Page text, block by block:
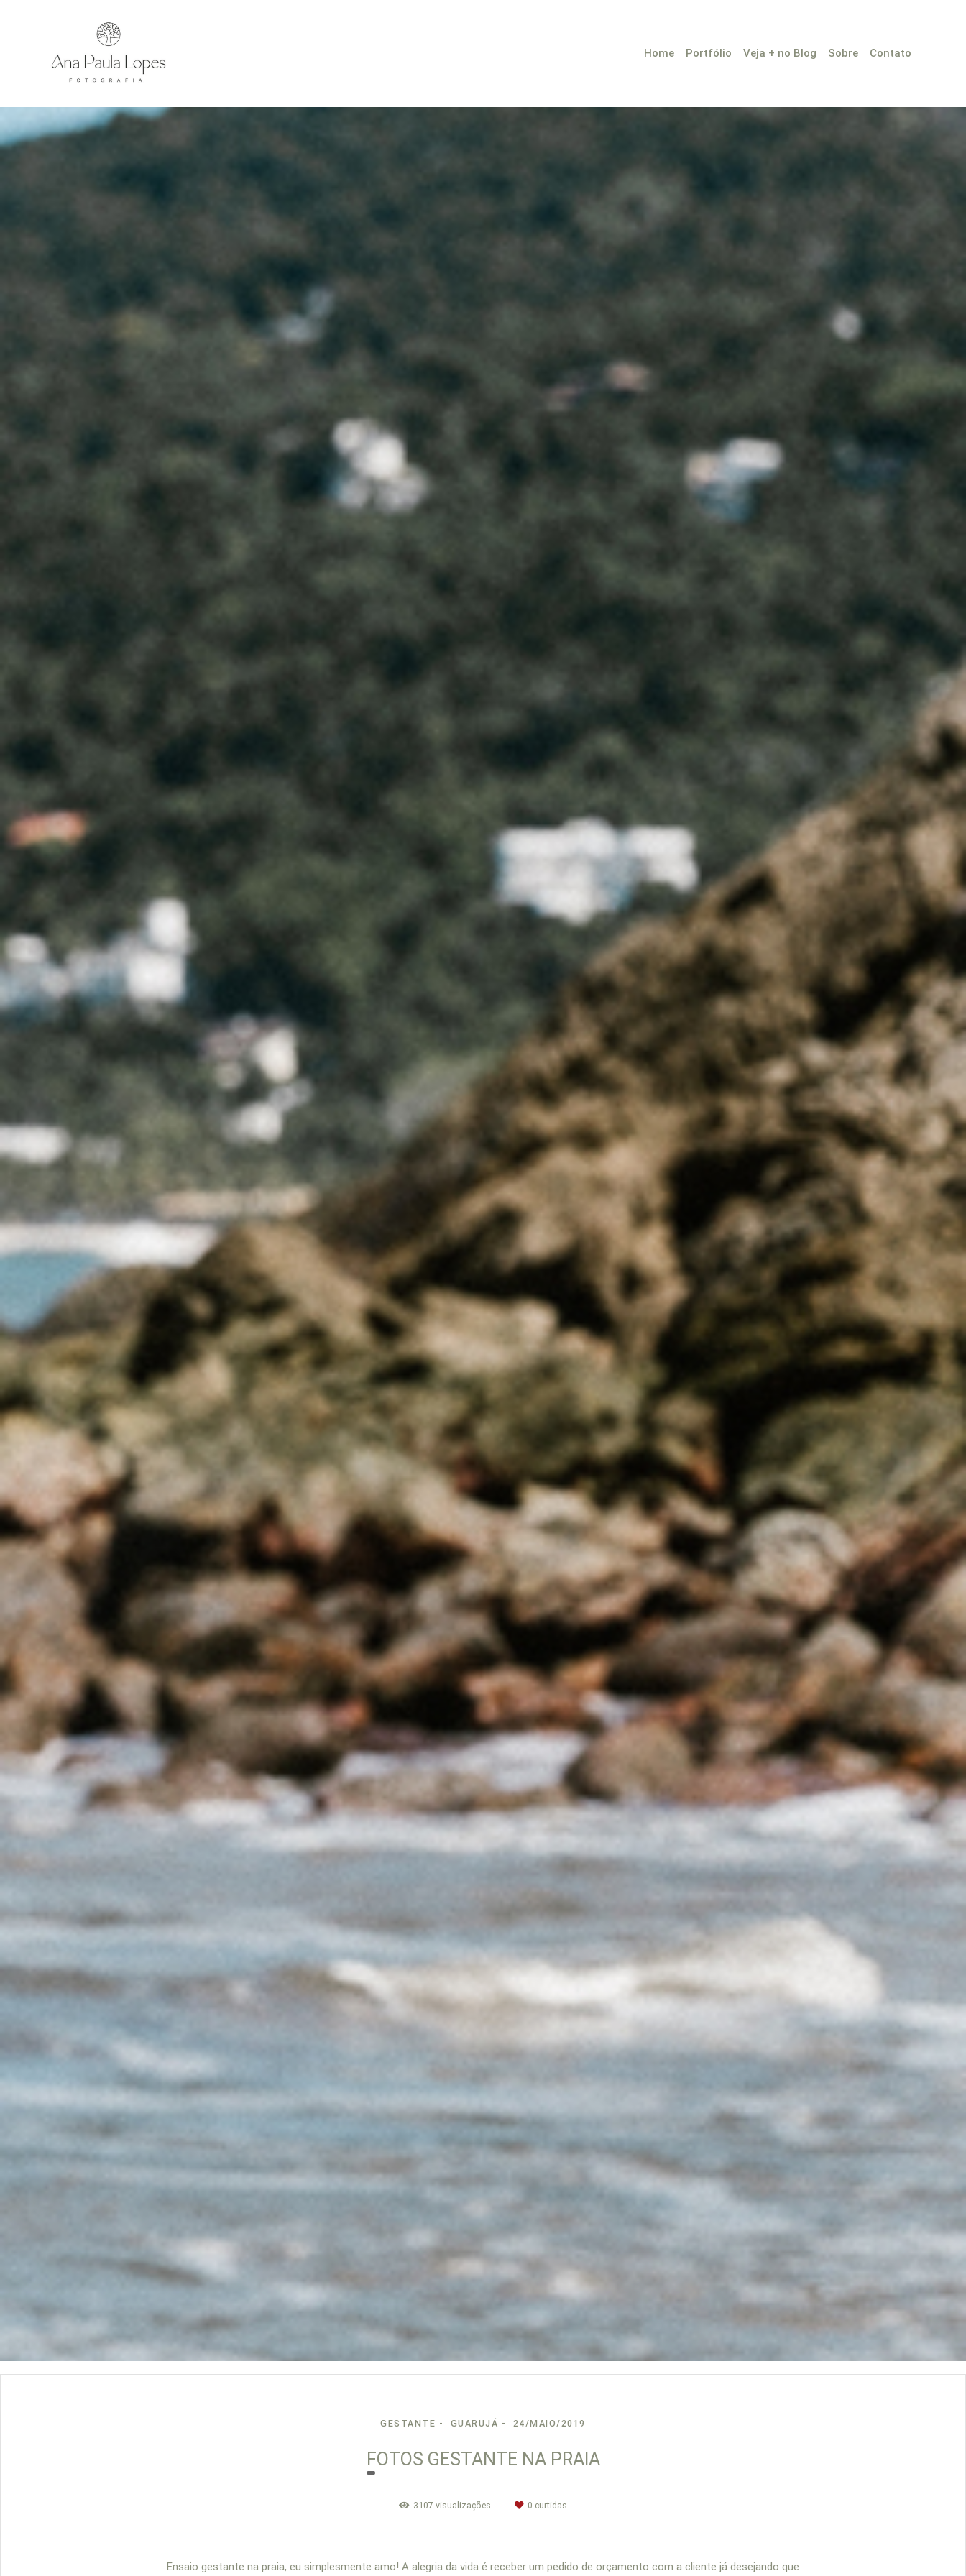
Home Portfólio Veja + no Blog Sobre Contato
GESTANTE GUARUJÁ 24/MAIO/2019
FOTOS GESTANTE NA PRAIA
3107 visualizações 0 curtidas
Ensaio gestante na praia, eu simplesmente amo! A alegria da vida é receber um pedido de orçamento com a cliente já desejando que